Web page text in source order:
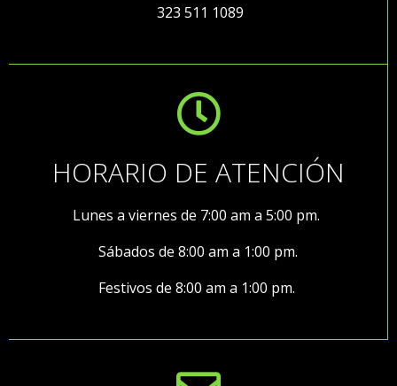
323 511 1089
HORARIO DE ATENCIÓN
Lunes a viernes de 7:00 am a 5:00 pm.
Sábados de 8:00 am a 1:00 pm.
Festivos de 8:00 am a 1:00 pm.